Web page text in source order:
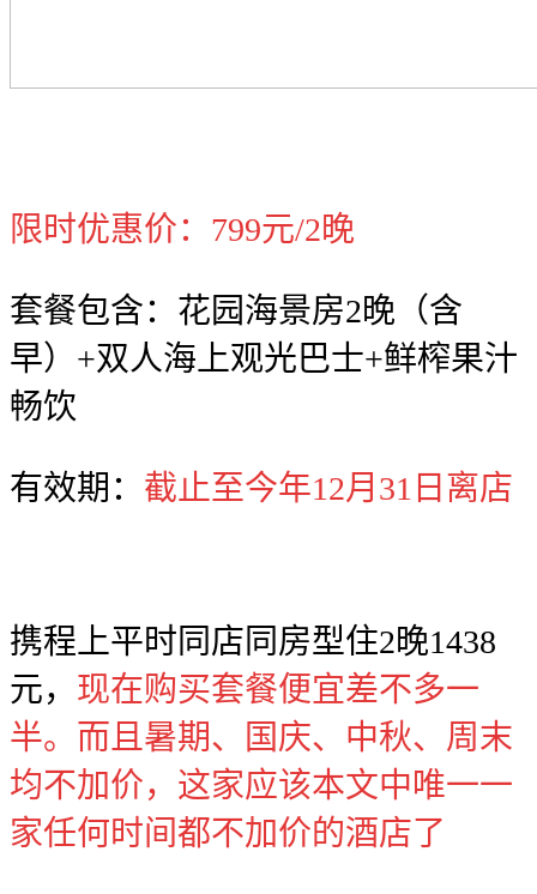
限时优惠价：799元/2晚
套餐包含：花园海景房2晚（含
早）+双人海上观光巴士+鲜榨果汁
畅饮
有效期： 截止至今年12月31日离店
携程上平时同店同房型住2晚1438
元， 现在购买套餐便宜差不多一
半。而且暑期、国庆、中秋、周末
均不加价，这家应该本文中唯一一
家任何时间都不加价的酒店了